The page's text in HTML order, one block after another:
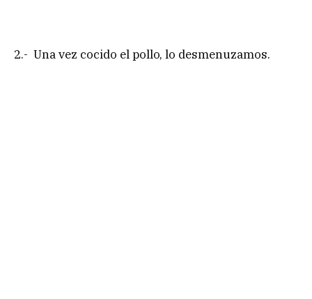
2.- Una vez cocido el pollo, lo desmenuzamos.